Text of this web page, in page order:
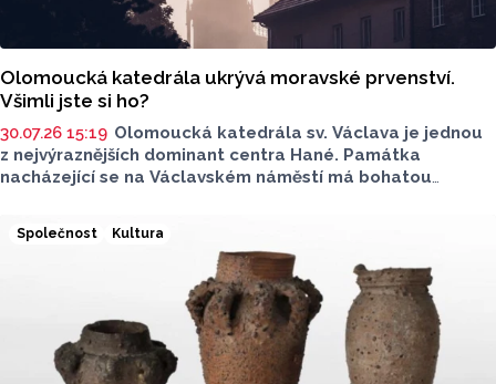
Olomoucká katedrála ukrývá moravské prvenství.
Všimli jste si ho?
30.07.26 15:19 Olomoucká katedrála sv. Václava je jednou
z nejvýraznějších dominant centra Hané. Památka
nacházející se na Václavském náměstí má bohatou
Společnost Kultura